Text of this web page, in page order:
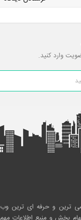
وارد کنید.
ترین و حرفه ای ترین وب